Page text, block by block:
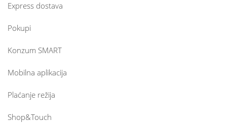
Express dostava
Pokupi
Konzum SMART
Mobilna aplikacija
Plaćanje režija
Shop&Touch